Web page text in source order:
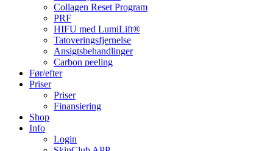
Collagen Reset Program
PRF
HIFU med LumiLift®
Tatoveringsfjernelse
Ansigtsbehandlinger
Carbon peeling
Før/efter
Priser
Priser
Finansiering
Shop
Info
Login